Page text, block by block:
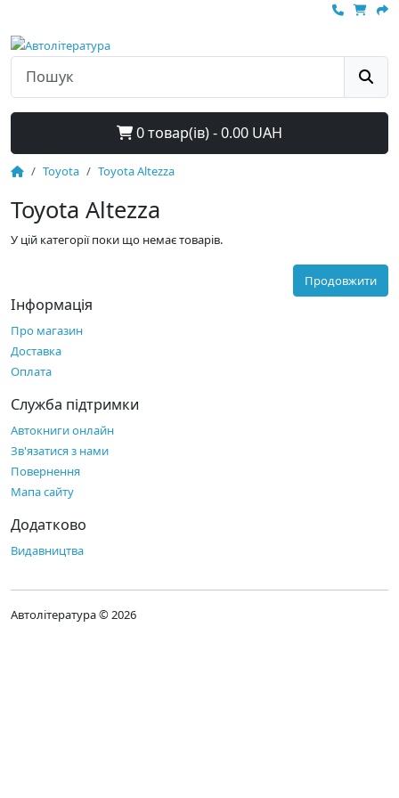
0 товар(ів) - 0.00 UAH
Toyota Toyota Altezza
Toyota Altezza
У цій категорії поки що немає товарів.
Продовжити
Інформація
Про магазин
Доставка
Оплата
Служба підтримки
Автокниги онлайн
Зв'язатися з нами
Повернення
Мапа сайту
Додатково
Видавництва
Автолітература © 2026